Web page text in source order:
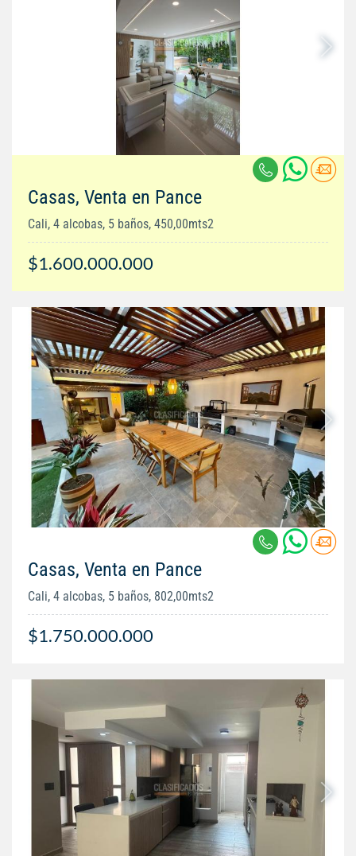
Casas, Venta en Pance
Cali, 4 alcobas, 5 baños, 450,00mts2
$1.600.000.000
Casas, Venta en Pance
Cali, 4 alcobas, 5 baños, 802,00mts2
$1.750.000.000